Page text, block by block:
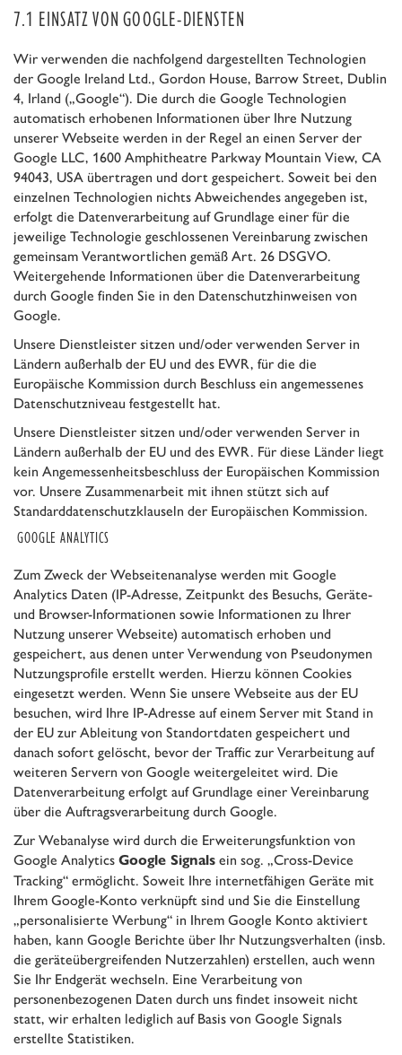
7.1 EINSATZ VON GOOGLE-DIENSTEN
Wir verwenden die nachfolgend dargestellten Technologien
der Google Ireland Ltd., Gordon House, Barrow Street, Dublin
4, Irland („Google“). Die durch die Google Technologien
automatisch erhobenen Informationen über Ihre Nutzung
unserer Webseite werden in der Regel an einen Server der
Google LLC, 1600 Amphitheatre Parkway Mountain View, CA
94043, USA übertragen und dort gespeichert. Soweit bei den
einzelnen Technologien nichts Abweichendes angegeben ist,
erfolgt die Datenverarbeitung auf Grundlage einer für die
jeweilige Technologie geschlossenen Vereinbarung zwischen
gemeinsam Verantwortlichen gemäß Art. 26 DSGVO.
Weitergehende Informationen über die Datenverarbeitung
durch Google finden Sie in den Datenschutzhinweisen von
Google.
Unsere Dienstleister sitzen und/oder verwenden Server in
Ländern außerhalb der EU und des EWR, für die die
Europäische Kommission durch Beschluss ein angemessenes
Datenschutzniveau festgestellt hat.
Unsere Dienstleister sitzen und/oder verwenden Server in
Ländern außerhalb der EU und des EWR. Für diese Länder liegt
kein Angemessenheitsbeschluss der Europäischen Kommission
vor. Unsere Zusammenarbeit mit ihnen stützt sich auf
Standarddatenschutzklauseln der Europäischen Kommission.
GOOGLE ANALYTICS
Zum Zweck der Webseitenanalyse werden mit Google
Analytics Daten (IP-Adresse, Zeitpunkt des Besuchs, Geräte-
und Browser-Informationen sowie Informationen zu Ihrer
Nutzung unserer Webseite) automatisch erhoben und
gespeichert, aus denen unter Verwendung von Pseudonymen
Nutzungsprofile erstellt werden. Hierzu können Cookies
eingesetzt werden. Wenn Sie unsere Webseite aus der EU
besuchen, wird Ihre IP-Adresse auf einem Server mit Stand in
der EU zur Ableitung von Standortdaten gespeichert und
danach sofort gelöscht, bevor der Traffic zur Verarbeitung auf
weiteren Servern von Google weitergeleitet wird. Die
Datenverarbeitung erfolgt auf Grundlage einer Vereinbarung
über die Auftragsverarbeitung durch Google.
Zur Webanalyse wird durch die Erweiterungsfunktion von
Google Analytics Google Signals ein sog. „Cross-Device
Tracking“ ermöglicht. Soweit Ihre internetfähigen Geräte mit
Ihrem Google-Konto verknüpft sind und Sie die Einstellung
„personalisierte Werbung“ in Ihrem Google Konto aktiviert
haben, kann Google Berichte über Ihr Nutzungsverhalten (insb.
die geräteübergreifenden Nutzerzahlen) erstellen, auch wenn
Sie Ihr Endgerät wechseln. Eine Verarbeitung von
personenbezogenen Daten durch uns findet insoweit nicht
statt, wir erhalten lediglich auf Basis von Google Signals
erstellte Statistiken.